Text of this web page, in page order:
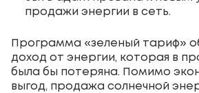
продажи энергии в сеть.
Программа «зеленый тариф»
доход от энергии, которая в
была бы потеряна. Помимо
выгод, продажа солнечной